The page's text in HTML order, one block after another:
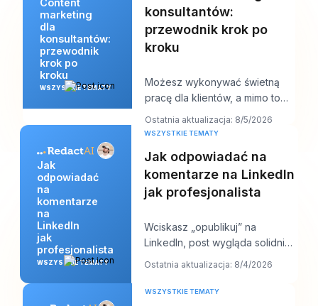
Content
marketing
dla
konsultantów:
przewodnik
krok po
kroku
WSZYSTKIE TEMATY
konsultantów:
przewodnik krok po
kroku
Możesz wykonywać świetną
pracę dla klientów, a mimo to
wciąż czuć się dziwnie
niewidzialny online. P
Ostatnia aktualizacja: 8/5/2026
Jak
odpowiadać
na
komentarze
na
LinkedIn
jak
profesjonalista
WSZYSTKIE TEMATY
WSZYSTKIE TEMATY
Jak odpowiadać na
komentarze na LinkedIn
jak profesjonalista
Wciskasz „opublikuj” na
LinkedIn, post wygląda solidnie,
a potem zaczyna się praca.
Ostatnia aktualizacja: 8/4/2026
WSZYSTKIE TEMATY